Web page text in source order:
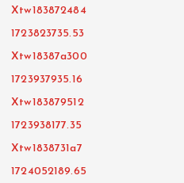
Xtw183872484
1723823735.53
Xtw18387a300
1723937935.16
Xtw183879512
1723938177.35
Xtw1838731a7
1724052189.65